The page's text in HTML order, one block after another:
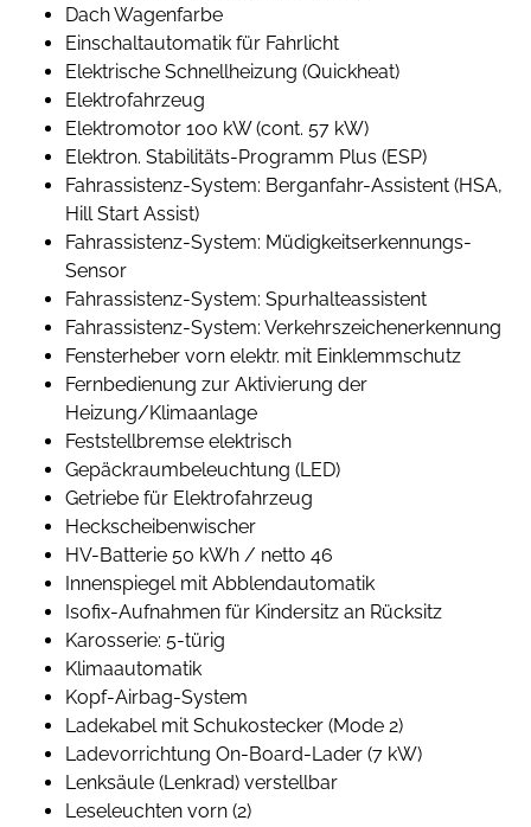
Dach Wagenfarbe
Einschaltautomatik für Fahrlicht
Elektrische Schnellheizung (Quickheat)
Elektrofahrzeug
Elektromotor 100 kW (cont. 57 kW)
Elektron. Stabilitäts-Programm Plus (ESP)
Fahrassistenz-System: Berganfahr-Assistent (HSA,
Hill Start Assist)
Fahrassistenz-System: Müdigkeitserkennungs-
Sensor
Fahrassistenz-System: Spurhalteassistent
Fahrassistenz-System: Verkehrszeichenerkennung
Fensterheber vorn elektr. mit Einklemmschutz
Fernbedienung zur Aktivierung der
Heizung/Klimaanlage
Feststellbremse elektrisch
Gepäckraumbeleuchtung (LED)
Getriebe für Elektrofahrzeug
Heckscheibenwischer
HV-Batterie 50 kWh / netto 46
Innenspiegel mit Abblendautomatik
Isofix-Aufnahmen für Kindersitz an Rücksitz
Karosserie: 5-türig
Klimaautomatik
Kopf-Airbag-System
Ladekabel mit Schukostecker (Mode 2)
Ladevorrichtung On-Board-Lader (7 kW)
Lenksäule (Lenkrad) verstellbar
Leseleuchten vorn (2)